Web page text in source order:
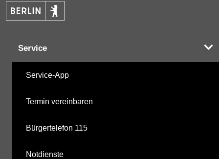
Service
Service-App
Termin vereinbaren
Bürgertelefon 115
Notdienste